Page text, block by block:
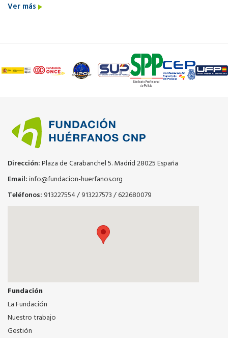
Ver más
Dirección:Plaza de Carabanchel 5. Madrid 28025 España
Email:info@fundacion-huerfanos.org
Teléfonos: 913227554/913227573/622680079
Fundación
La Fundación
Nuestro trabajo
Gestión